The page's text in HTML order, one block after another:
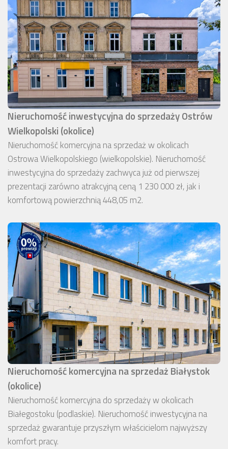
Nieruchomość inwestycyjna do sprzedaży Ostrów
Wielkopolski (okolice)
Nieruchomość komercyjna na sprzedaż w okolicach
Ostrowa Wielkopolskiego (wielkopolskie). Nieruchomość
inwestycyjna do sprzedaży zachwyca już od pierwszej
prezentacji zarówno atrakcyjną ceną 1 230 000 zł, jak i
komfortową powierzchnią 448,05 m2.
Nieruchomość komercyjna na sprzedaż Białystok
(okolice)
Nieruchomość komercyjna do sprzedaży w okolicach
Białegostoku (podlaskie). Nieruchomość inwestycyjna na
sprzedaż gwarantuje przyszłym właścicielom najwyższy
komfort pracy.